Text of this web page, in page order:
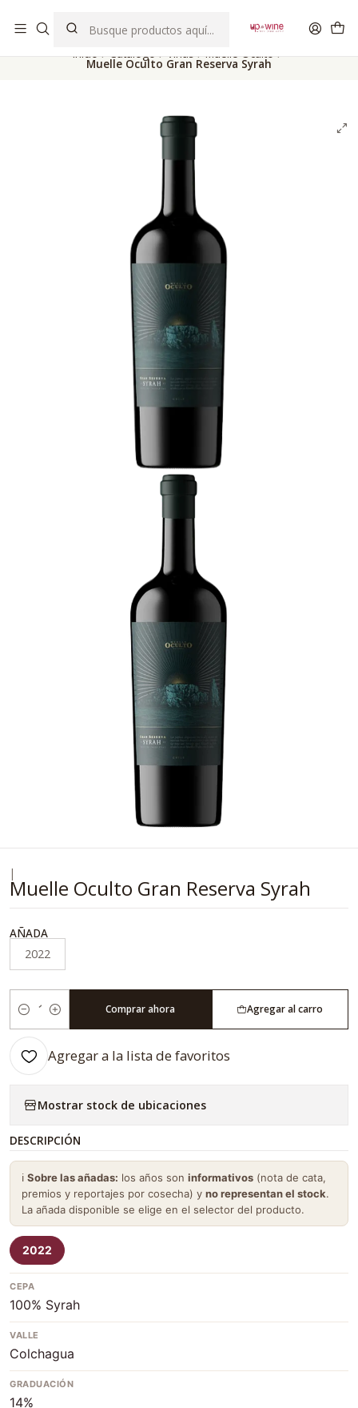
Inicio Catálogo Viñas Muelle Oculto
Muelle Oculto Gran Reserva Syrah
|
Muelle Oculto Gran Reserva Syrah
AÑADA
2022
Cantidad
Agregar al carro
Comprar ahora
Agregar a la lista de favoritos
Mostrar stock de ubicaciones
DESCRIPCIÓN
ℹ️ Sobre las añadas: los años son informativos (nota de cata,
premios y reportajes por cosecha) y no representan el stock.
La añada disponible se elige en el selector del producto.
2022
CEPA
100% Syrah
VALLE
Colchagua
GRADUACIÓN
14%